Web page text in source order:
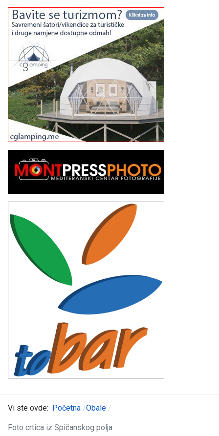
Vi ste ovde: Početna Obale
Foto crtica iz Spičanskog polja